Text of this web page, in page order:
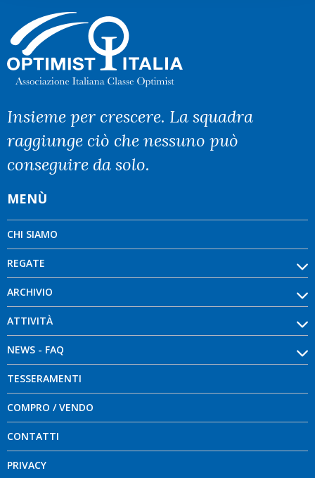
Insieme per crescere. La squadra
raggiunge ciò che nessuno può
conseguire da solo.
MENÙ
CHI SIAMO
REGATE
ARCHIVIO
ATTIVITÀ
NEWS - FAQ
TESSERAMENTI
COMPRO / VENDO
CONTATTI
PRIVACY